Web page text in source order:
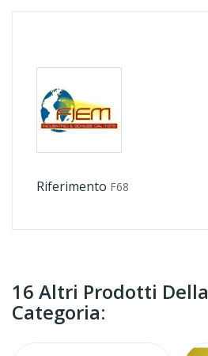
Riferimento F68
16 Altri Prodotti
Categoria: